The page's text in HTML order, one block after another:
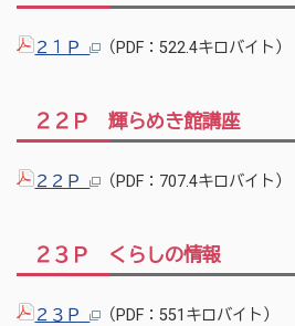
２１Ｐ （PDF：522.4キロバイト）
２２Ｐ 輝らめき館講座
２２Ｐ （PDF：707.4キロバイト）
２３Ｐ くらしの情報
２３Ｐ （PDF：551キロバイト）